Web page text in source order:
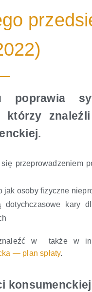
którzy
przeprowadzeniem
osoby fizyczne
kary
w także w
— plan spłaty.
konsumenckiej